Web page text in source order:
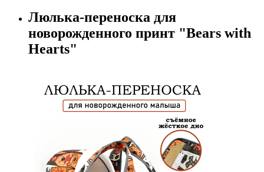
Люлька-переноска для
новорожденного принт "Bears with
Hearts"